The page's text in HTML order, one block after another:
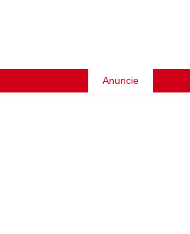
Anuncie